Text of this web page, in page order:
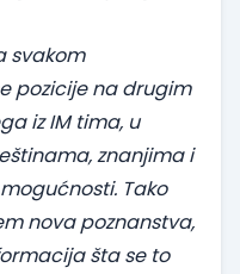
svakom
pozicije na drugim
iz IM tima, u
znanjima i
Tako
nova poznanstva,
šta se to